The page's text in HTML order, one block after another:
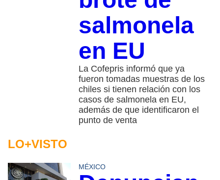
salmonela
en EU
La Cofepris informó que ya
fueron tomadas muestras de los
chiles si tienen relación con los
casos de salmonela en EU,
además de que identificaron el
punto de venta
LO+VISTO
MÉXICO